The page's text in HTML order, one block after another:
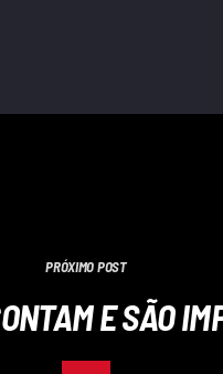
PRÓXIMO POST
E SÃO